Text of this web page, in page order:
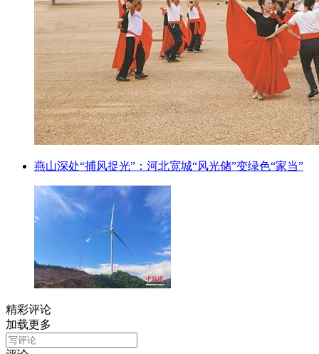
燕山深处“捕风捉光”：河北宽城“风光储”变绿色“家当”
精彩评论
加载更多